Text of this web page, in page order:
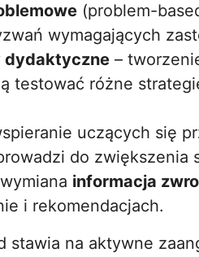
(problem-
wymagających
dydaktyczne –
testować różne
uczących się
do zwiększenia
informacja
i rekomendacjach.
stawia na aktywne